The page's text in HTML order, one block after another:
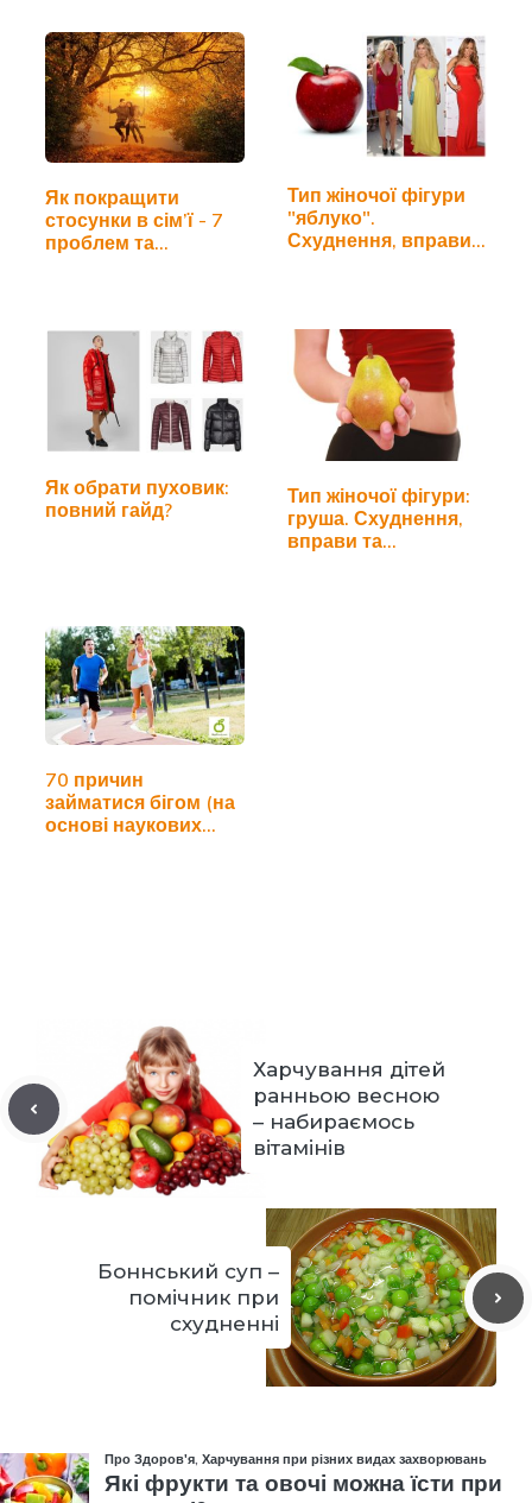
Як покращити
стосунки в сім’ї - 7
проблем та…
Тип жіночої фігури
"яблуко".
Схуднення, вправи
Як обрати пуховик:
повний гайд?
Тип жіночої фігури:
груша. Схуднення,
вправи та…
70 причин
займатися бігом (на
основі наукових
Харчування дітей
ранньою весною
– набираємось
вітамінів
Боннський суп –
помічник при
схудненні